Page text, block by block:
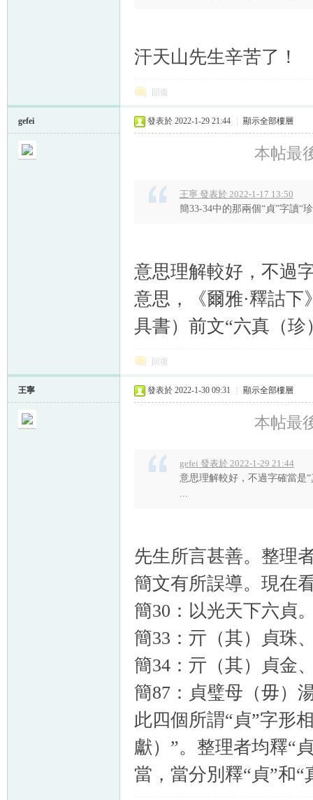
汗天山先生辛苦了！
回復
gefei 發表於 2022-1-29 21:44 顯示全部樓層
本帖最
王寧 發表於 2022-1-17 13:50
簡33-34中的那兩個“貞”字讀“
意思理解較好，不過
意思，《爾雅·釋詁
具書）前文“六真（珍
回復
王寧 發表於 2022-1-30 09:31 顯示全部樓層
本帖最
gefei 發表於 2022-1-29 21:44
意思理解較好，不過字確當是“
...
先生所言甚善。整理
簡文有所誤導。現在
簡30：以光天下六貞
簡33：亓（其）貞珠
簡34：亓（其）貞金
簡87：貞璧母（毋）
此四個所謂“貞”字形
獻）”。整理者均釋“
當，當分別釋“貞”和“